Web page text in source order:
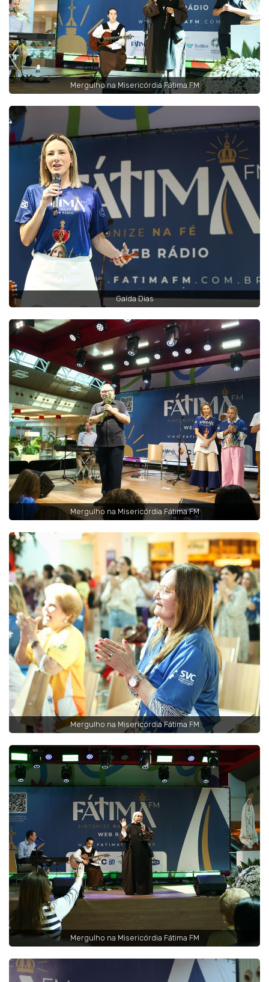
Mergulho na Misericórdia Fátima FM
Gaída Dias
Mergulho na Misericórdia Fátima FM
Mergulho na Misericórdia Fátima FM
Mergulho na Misericórdia Fátima FM